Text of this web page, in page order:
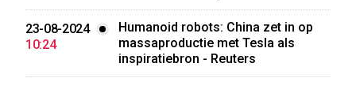
23-08-2024
10:24
Humanoid robots: China zet in op
massaproductie met Tesla als
inspiratiebron - Reuters